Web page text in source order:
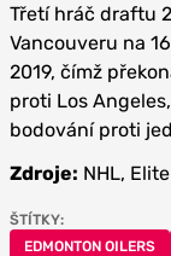
Třetí hráč draftu
Vancouveru na
2019, čímž
proti Los
bodování proti
Zdroje: NHL,
ŠTÍTKY:
EDMONTON OILERS